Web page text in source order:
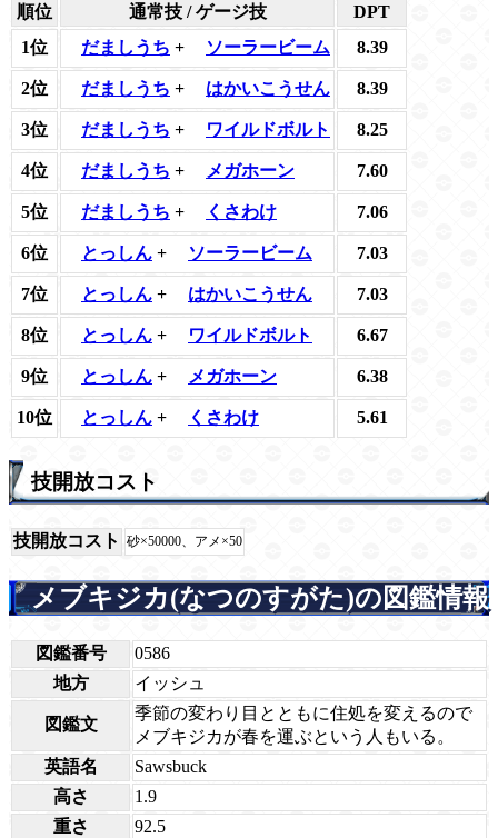
順位
通常技 / ゲージ技
DPT
1位
だましうち + ソーラービーム 8.39
2位 だましうち + はかいこうせん 8.39
3位 だましうち + ワイルドボルト 8.25
4位 だましうち + メガホーン 7.60
5位 だましうち + くさわけ 7.06
6位 とっしん + ソーラービーム 7.03
7位 とっしん + はかいこうせん 7.03
8位 とっしん + ワイルドボルト 6.67
9位 とっしん + メガホーン 6.38
10位 とっしん + くさわけ 5.61
技開放コスト
技開放コスト 砂×50000、アメ×50
メブキジカ(なつのすがた)の図鑑情報
図鑑番号
0586
地方
イッシュ
図鑑文
季節の変わり目とともに住処を変えるので
メブキジカが春を運ぶという人もいる。
英語名
Sawsbuck
高さ
1.9
重さ
92.5